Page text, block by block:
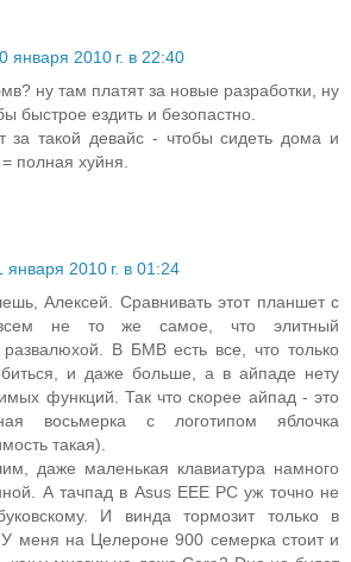
января 2010 г. в 22:40
ну там платят за новые разработки, ну
быстрое ездить и безопастно.
за такой девайс - чтобы сидеть дома и
полная хуйня.
января 2010 г. в 01:24
Алексей. Сравнивать этот планшет с
не то же самое, что элитный
В БМВ есть все, что только
и даже больше, а в айпаде нету
функций. Так что скорее айпад - это
восьмерка с логотипом яблочка
такая).
даже маленькая клавиатура намного
А тачпад в Asus EEE PC уж точно не
И винда тормозит только в
У меня на Целероне 900 семерка стоит и